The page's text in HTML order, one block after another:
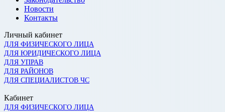
Новости
Контакты
Личный кабинет
ДЛЯ ФИЗИЧЕСКОГО ЛИЦА
ДЛЯ ЮРИДИЧЕСКОГО ЛИЦА
ДЛЯ УПРАВ
ДЛЯ РАЙОНОВ
ДЛЯ СПЕЦИАЛИСТОВ ЧС
Кабинет
ДЛЯ ФИЗИЧЕСКОГО ЛИЦА